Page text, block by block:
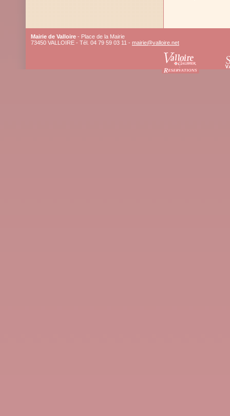
Mairie de Valloire - Place de la Mairie
73450 VALLOIRE - Tél. 04 79 59 03 11 - mairie@valloire.net